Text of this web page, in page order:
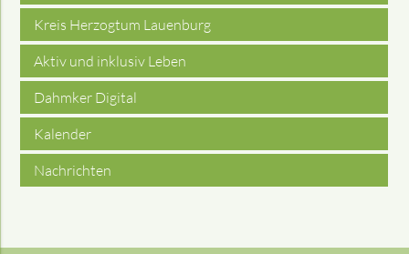
Kreis Herzogtum Lauenburg
Aktiv und inklusiv Leben
Dahmker Digital
Kalender
Nachrichten